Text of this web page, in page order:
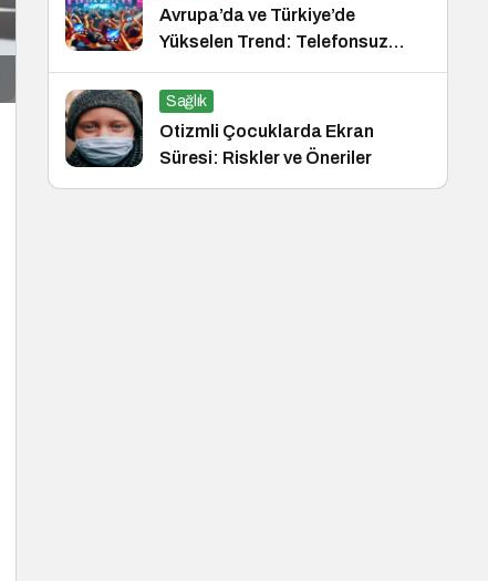
Avrupa’da ve Türkiye’de
Yükselen Trend: Telefonsuz
Gece Kulüpleri
Sağlık
Otizmli Çocuklarda Ekran
Süresi: Riskler ve Öneriler